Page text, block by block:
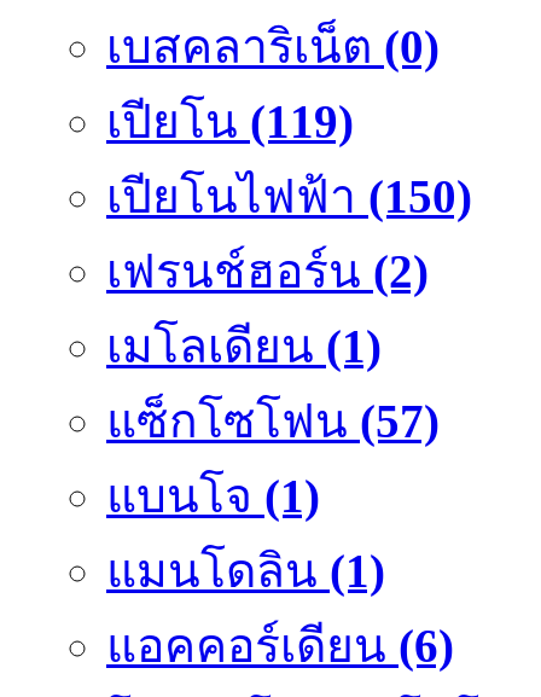
เบสคลาริเน็ต (0)
เปียโน (119)
เปียโนไฟฟ้า (150)
เฟรนช์ฮอร์น (2)
เมโลเดียน (1)
แซ็กโซโฟน (57)
แบนโจ (1)
แมนโดลิน (1)
แอคคอร์เดียน (6)